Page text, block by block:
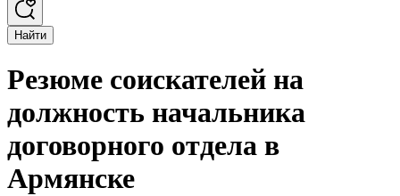
Найти
Резюме соискателей на
должность начальника
договорного отдела в
Армянске